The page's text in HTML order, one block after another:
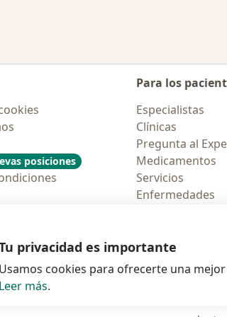
posiciones
Para los
Especialistas
Clínicas
Pregunta al
Medicamentos
Servicios
Enfermedades
Polska se abrese
privacidad es importante
Usamos cookies para ofrecerte una
Leer más.